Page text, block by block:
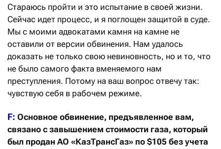
Стараюсь пройти и это испытание в своей жизни.
Сейчас идет процесс, и я поглощен защитой в суде.
Мы с моими адвокатами камня на камне не
оставили от версии обвинения. Нам удалось
доказать не только свою невиновность, но и то, что
не было самого факта вменяемого нам
преступления. Потому на ваш вопрос отвечу так:
чувствую себя в рабочем режиме.
F: Основное обвинение, предъявленное вам,
связано с завышением стоимости газа, который
был продан АО «КазТрансГаз» по $105 без учета